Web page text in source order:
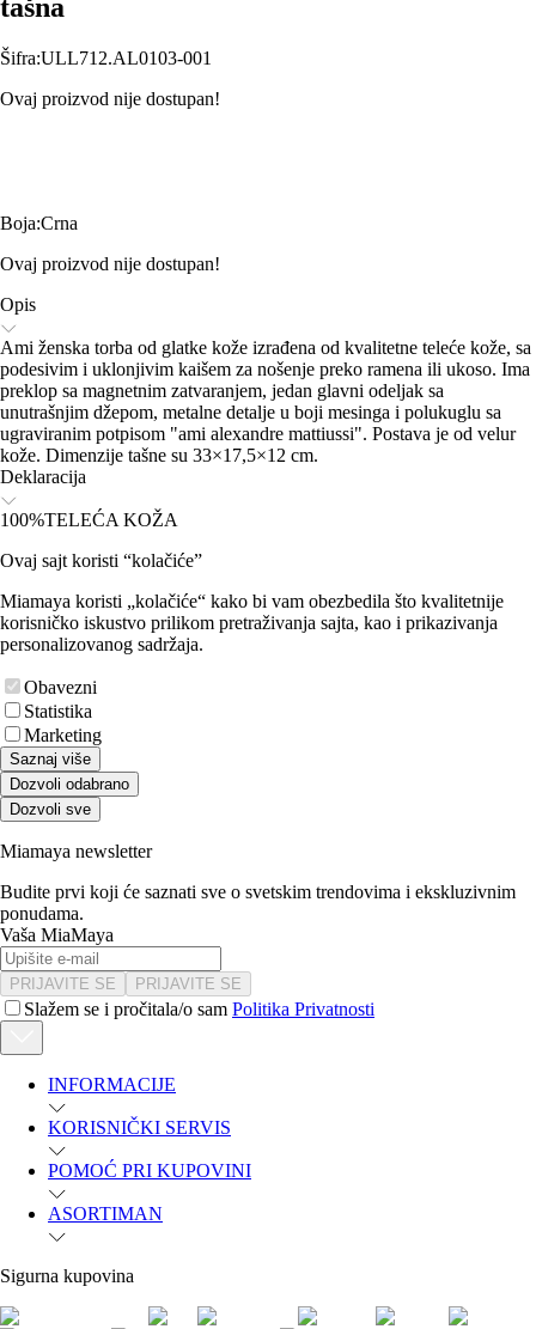
tašna
Šifra:ULL712.AL0103-001
Ovaj proizvod nije dostupan!
Boja:Crna
Ovaj proizvod nije dostupan!
Opis
Ami ženska torba od glatke kože izrađena od kvalitetne teleće kože, sa
podesivim i uklonjivim kaišem za nošenje preko ramena ili ukoso. Ima
preklop sa magnetnim zatvaranjem, jedan glavni odeljak sa
unutrašnjim džepom, metalne detalje u boji mesinga i polukuglu sa
ugraviranim potpisom "ami alexandre mattiussi". Postava je od velur
kože. Dimenzije tašne su 33×17,5×12 cm.
Deklaracija
100%TELEĆA KOŽA
Ovaj sajt koristi “kolačiće”
Miamaya koristi „kolačiće“ kako bi vam obezbedila što kvalitetnije
korisničko iskustvo prilikom pretraživanja sajta, kao i prikazivanja
personalizovanog sadržaja.
Obavezni
Statistika
Marketing
Saznaj više
Dozvoli odabrano
Dozvoli sve
Miamaya newsletter
Budite prvi koji će saznati sve o svetskim trendovima i ekskluzivnim
ponudama.
Vaša MiaMaya
PRIJAVITE SE PRIJAVITE SE
Slažem se i pročitala/o sam Politika Privatnosti
INFORMACIJE
KORISNIČKI SERVIS
POMOĆ PRI KUPOVINI
ASORTIMAN
Sigurna kupovina